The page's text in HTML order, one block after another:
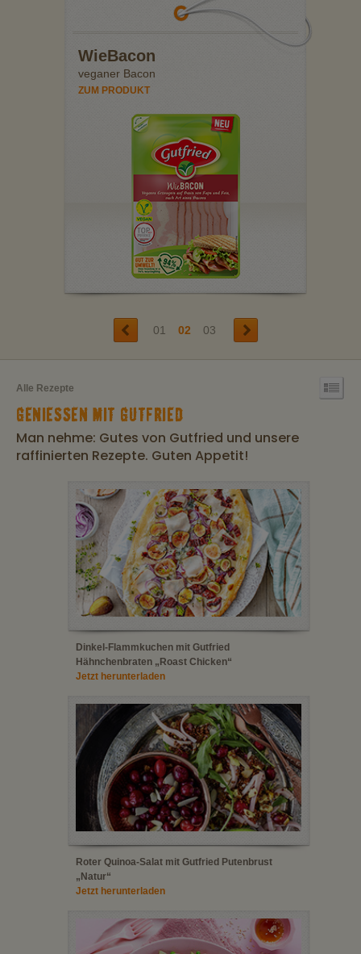
WieBacon
veganer Bacon
ZUM PRODUKT
01 02 03
Alle Rezepte
GENIESSEN MIT GUTFRIED
Man nehme: Gutes von Gutfried und unsere
raffinierten Rezepte. Guten Appetit!
Dinkel-Flammkuchen mit Gutfried
Hähnchenbraten „Roast Chicken“
Jetzt herunterladen
Roter Quinoa-Salat mit Gutfried Putenbrust
„Natur“
Jetzt herunterladen